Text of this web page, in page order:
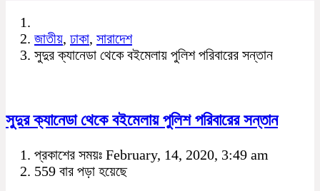
জাতীয়, ঢাকা, সারাদেশ
সুদুর ক্যানেডা থেকে বইমেলায় পুলিশ পরিবারের সন্তান
সুদুর ক্যানেডা থেকে বইমেলায় পুলিশ পরিবারের সন্তান
প্রকাশের সময়ঃ February, 14, 2020, 3:49 am
559 বার পড়া হয়েছে